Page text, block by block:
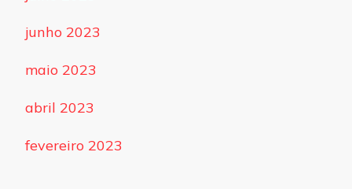
junho 2023
maio 2023
abril 2023
fevereiro 2023